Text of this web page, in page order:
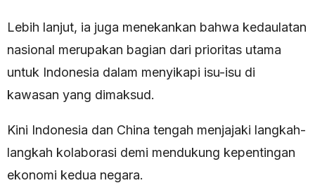
Lebih lanjut, ia juga menekankan bahwa kedaulatan
nasional merupakan bagian dari prioritas utama
untuk Indonesia dalam menyikapi isu-isu di
kawasan yang dimaksud.
Kini Indonesia dan China tengah menjajaki langkah-
langkah kolaborasi demi mendukung kepentingan
ekonomi kedua negara.